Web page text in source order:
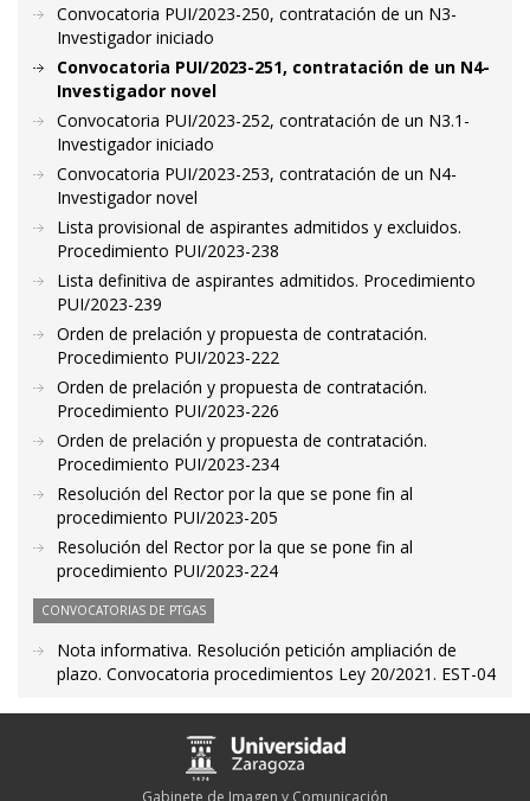
Convocatoria PUI/2023-250, contratación de un N3-
Investigador iniciado
Convocatoria PUI/2023-251, contratación de un N4-
Investigador novel
Convocatoria PUI/2023-252, contratación de un N3.1-
Investigador iniciado
Convocatoria PUI/2023-253, contratación de un N4-
Investigador novel
Lista provisional de aspirantes admitidos y excluidos.
Procedimiento PUI/2023-238
Lista definitiva de aspirantes admitidos. Procedimiento
PUI/2023-239
Orden de prelación y propuesta de contratación.
Procedimiento PUI/2023-222
Orden de prelación y propuesta de contratación.
Procedimiento PUI/2023-226
Orden de prelación y propuesta de contratación.
Procedimiento PUI/2023-234
Resolución del Rector por la que se pone fin al
procedimiento PUI/2023-205
Resolución del Rector por la que se pone fin al
procedimiento PUI/2023-224
CONVOCATORIAS DE PTGAS
Nota informativa. Resolución petición ampliación de
plazo. Convocatoria procedimientos Ley 20/2021. EST-04
Gabinete de Imagen y Comunicación